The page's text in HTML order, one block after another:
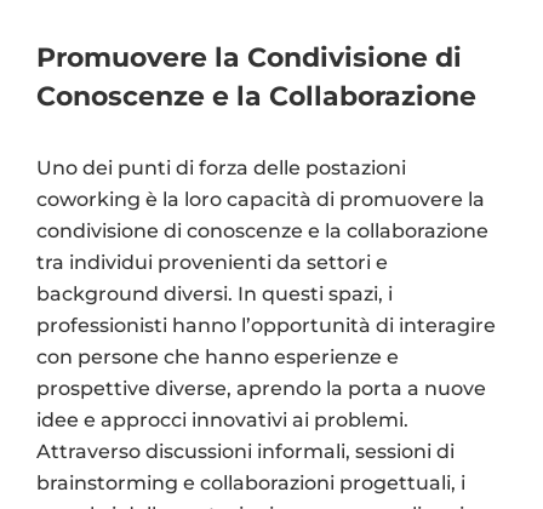
Promuovere la Condivisione di
Conoscenze e la Collaborazione
Uno dei punti di forza delle postazioni
coworking è la loro capacità di promuovere la
condivisione di conoscenze e la collaborazione
tra individui provenienti da settori e
background diversi. In questi spazi, i
professionisti hanno l’opportunità di interagire
con persone che hanno esperienze e
prospettive diverse, aprendo la porta a nuove
idee e approcci innovativi ai problemi.
Attraverso discussioni informali, sessioni di
brainstorming e collaborazioni progettuali, i